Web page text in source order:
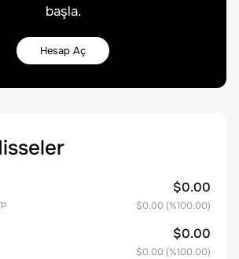
başla.
Hesap Aç
$0.00
$0.00 (%100.00)
$0.00
$0.00 (%100.00)